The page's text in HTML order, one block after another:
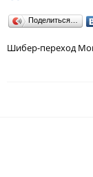
Поделиться…
Шибер-переход